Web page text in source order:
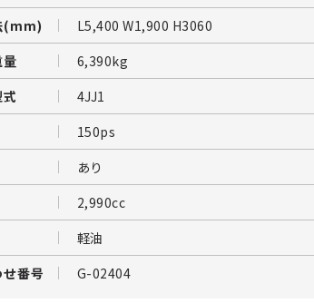
(mm)
L5,400 W1,900 H3060
量
6,390kg
式
4JJ1
150ps
あり
2,990cc
軽油
番号
G-02404